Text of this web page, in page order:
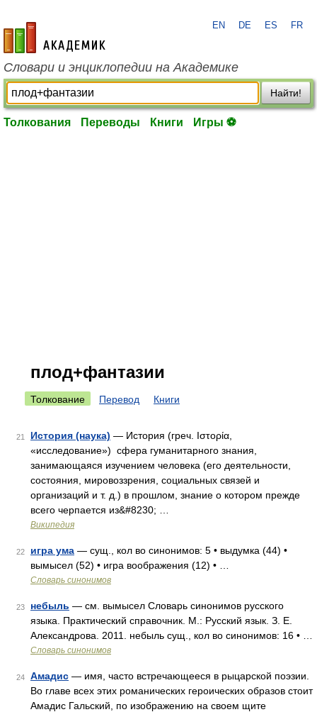
academic.ru
EN DE ES FR
Словари и энциклопедии на Академике
Найти!
Толкования Переводы Книги Игры ⚽
плод+фантазии
Толкование Перевод Книги
21 История (наука) — История (греч. Ιστορία,
«исследование») сфера гуманитарного знания,
занимающаяся изучением человека (его деятельности,
состояния, мировоззрения, социальных связей и
организаций и т. д.) в прошлом, знание о котором прежде
всего черпается из&#8230; …
Википедия
22 игра ума — сущ., кол во синонимов: 5 • выдумка (44) •
вымысел (52) • игра воображения (12) • …
Словарь синонимов
23 небыль — см. вымысел Словарь синонимов русского
языка. Практический справочник. М.: Русский язык. З. Е.
Александрова. 2011. небыль сущ., кол во синонимов: 16 • …
Словарь синонимов
24 Амадис — имя, часто встречающееся в рыцарской поэзии.
Во главе всех этих романических героических образов стоит
Амадис Гальский, по изображению на своем щите